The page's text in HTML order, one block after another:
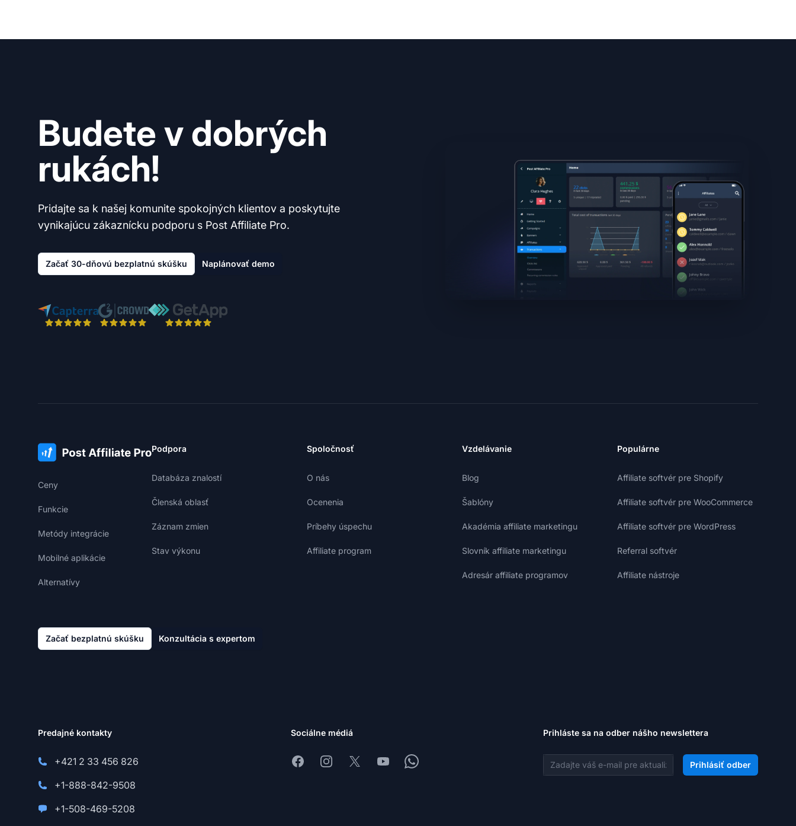
Budete v dobrých
rukách!
Pridajte sa k našej komunite spokojných klientov a poskytujte
vynikajúcu zákaznícku podporu s Post Affiliate Pro.
Začať 30-dňovú bezplatnú skúšku Naplánovať demo
Ceny
Funkcie
Metódy integrácie
Mobilné aplikácie
Alternatívy
Podpora
Databáza znalostí
Členská oblasť
Záznam zmien
Stav výkonu
Spoločnosť
O nás
Ocenenia
Príbehy úspechu
Affiliate program
Vzdelávanie
Blog
Šablóny
Akadémia affiliate marketingu
Slovník affiliate marketingu
Adresár affiliate programov
Populárne
Affiliate softvér pre Shopify
Affiliate softvér pre WooCommerce
Affiliate softvér pre WordPress
Referral softvér
Affiliate nástroje
Začať bezplatnú skúšku Konzultácia s expertom
Predajné kontakty
+421 2 33 456 826
+1-888-842-9508
+1-508-469-5208
Sociálne médiá
FacebookInstagram
X YoutubeWhatsapp
Prihláste sa na odber nášho newslettera
E-mailová adresa Prihlásiť odber